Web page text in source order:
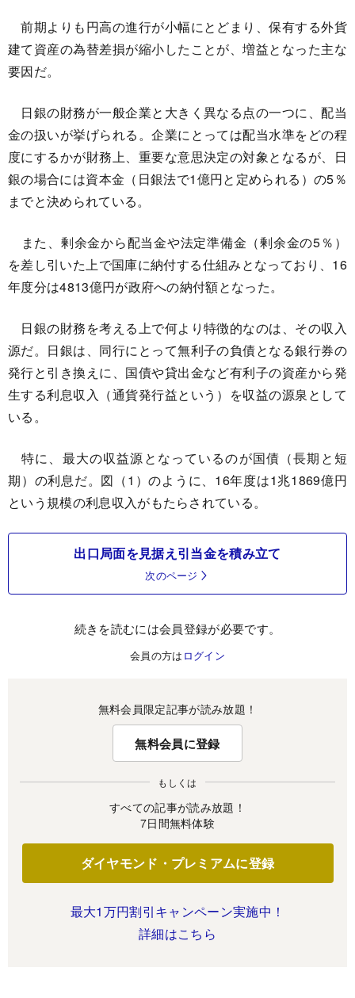
前期よりも円高の進行が小幅にとどまり、保有する外貨
建て資産の為替差損が縮小したことが、増益となった主な
要因だ。
日銀の財務が一般企業と大きく異なる点の一つに、配当
金の扱いが挙げられる。企業にとっては配当水準をどの程
度にするかが財務上、重要な意思決定の対象となるが、日
銀の場合には資本金（日銀法で1億円と定められる）の5％
までと決められている。
また、剰余金から配当金や法定準備金（剰余金の5％）
を差し引いた上で国庫に納付する仕組みとなっており、16
年度分は4813億円が政府への納付額となった。
日銀の財務を考える上で何より特徴的なのは、その収入
源だ。日銀は、同行にとって無利子の負債となる銀行券の
発行と引き換えに、国債や貸出金など有利子の資産から発
生する利息収入（通貨発行益という）を収益の源泉として
いる。
特に、最大の収益源となっているのが国債（長期と短
期）の利息だ。図（1）のように、16年度は1兆1869億円
という規模の利息収入がもたらされている。
出口局面を見据え引当金を積み立て
次のページ
続きを読むには会員登録が必要です。
会員の方は ログイン
無料会員限定記事が読み放題！
無料会員に登録
もしくは
すべての記事が読み放題！
7日間無料体験
ダイヤモンド・プレミアムに登録
最大1万円割引キャンペーン実施中！
詳細はこちら